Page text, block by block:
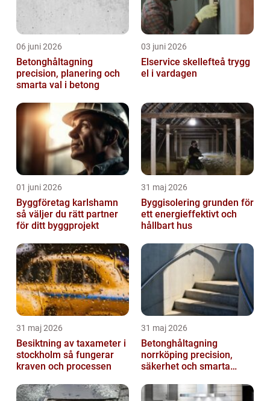
06 juni 2026
Betonghåltagning
precision, planering och
smarta val i betong
03 juni 2026
Elservice skellefteå trygg
el i vardagen
01 juni 2026
Byggföretag karlshamn
så väljer du rätt partner
för ditt byggprojekt
31 maj 2026
Byggisolering grunden för
ett energieffektivt och
hållbart hus
31 maj 2026
Besiktning av taxameter i
stockholm så fungerar
kraven och processen
31 maj 2026
Betonghåltagning
norrköping precision,
säkerhet och smarta